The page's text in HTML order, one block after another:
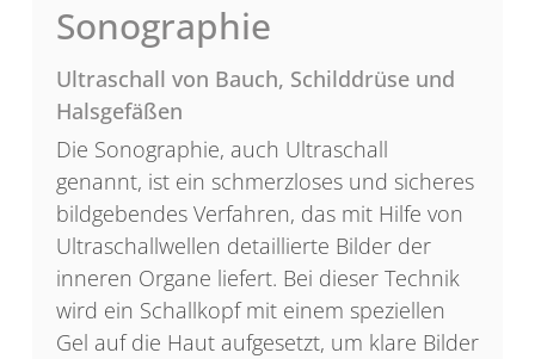
Sonographie
Ultraschall von Bauch, Schilddrüse und
Halsgefäßen
Die Sonographie, auch Ultraschall
genannt, ist ein schmerzloses und sicheres
bildgebendes Verfahren, das mit Hilfe von
Ultraschallwellen detaillierte Bilder der
inneren Organe liefert. Bei dieser Technik
wird ein Schallkopf mit einem speziellen
Gel auf die Haut aufgesetzt, um klare Bilder